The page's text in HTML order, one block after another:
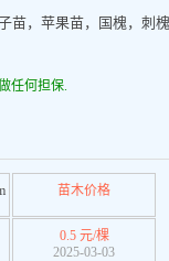
苗，苹果苗，国槐，刺槐
任何担保.
苗木价格
0.5 元/棵
2025-03-03